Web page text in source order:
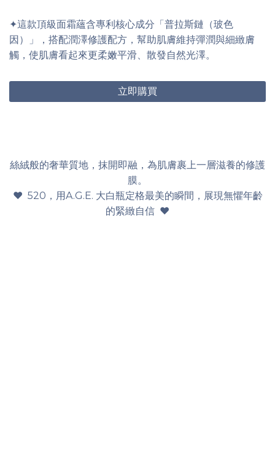
✦這款頂級面霜蘊含專利核心成分「普拉斯鏈（玻色
因）」，搭配潤澤修護配方，幫助肌膚維持彈潤與細緻膚
觸，使肌膚看起來更柔嫩平滑、散發自然光澤。
立即購買
絲絨般的奢華質地，抹開即融，為肌膚裹上一層滋養的修護
膜。
♥ 520，用A.G.E. 大白瓶定格最美的瞬間，展現無懼年齡
的緊緻自信 ♥